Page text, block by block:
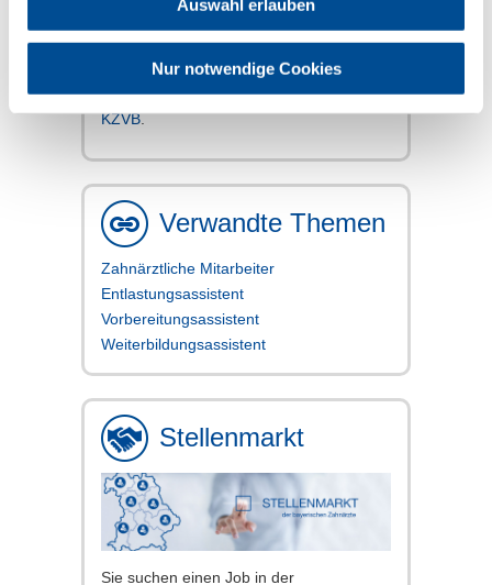
Auswahl erlauben
Nur notwendige Cookies
angestellter Zahnarzt
Weitere Informationen zum angestellten
Zahnarzt finden Sie auf derWebsite der
KZVB.
Verwandte Themen
Zahnärztliche Mitarbeiter
Entlastungsassistent
Vorbereitungsassistent
Weiterbildungsassistent
Stellenmarkt
Sie suchen einen Job in der